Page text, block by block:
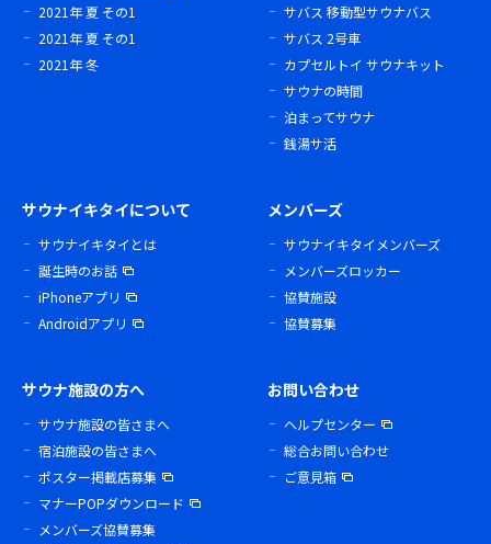
2021年 夏 その1
2021年 夏 その1
2021年 冬
サバス 移動型サウナバス
サバス 2号車
カプセルトイ サウナキット
サウナの時間
泊まってサウナ
銭湯サ活
サウナイキタイについて
サウナイキタイとは
誕生時のお話
iPhoneアプリ
Androidアプリ
メンバーズ
サウナイキタイメンバーズ
メンバーズロッカー
協賛施設
協賛募集
サウナ施設の方へ
サウナ施設の皆さまへ
宿泊施設の皆さまへ
ポスター掲載店募集
マナーPOPダウンロード
メンバーズ協賛募集
お問い合わせ
ヘルプセンター
総合お問い合わせ
ご意見箱